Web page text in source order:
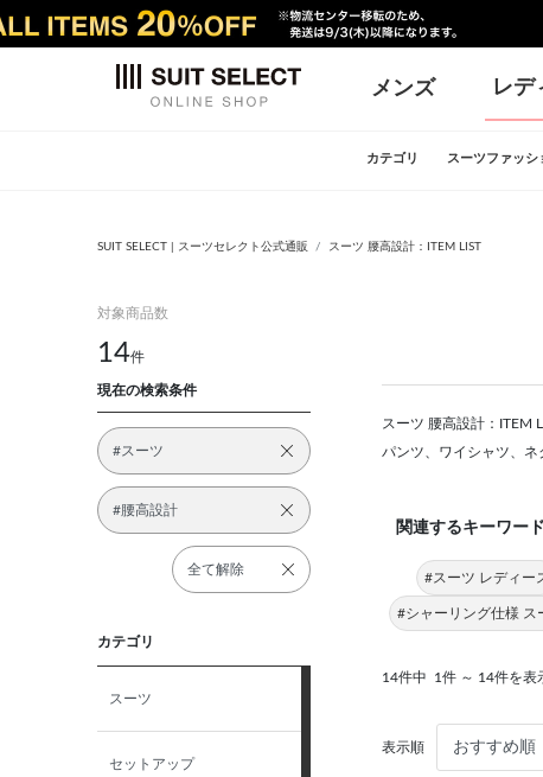
メンズ レデ
カテゴリ スーツファッシ
SUIT SELECT | スーツセレクト公式通販 スーツ 腰高設計：ITEM LIST
対象商品数
14件
現在の検索条件
#スーツ
#腰高設計
全て解除
カテゴリ
スーツ
セットアップ
スーツ 腰高設計：ITEM
パンツ、ワイシャツ、ネ
関連するキーワー
#スーツ レディー
#シャーリング仕様 ス
14件中 1件 ～ 14件を表
表示順